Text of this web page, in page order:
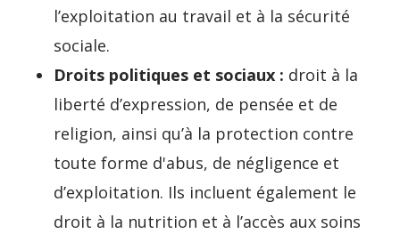
l’exploitation au travail et à la sécurité
sociale.
Droits politiques et sociaux : droit à la
liberté d’expression, de pensée et de
religion, ainsi qu’à la protection contre
toute forme d'abus, de négligence et
d’exploitation. Ils incluent également le
droit à la nutrition et à l’accès aux soins